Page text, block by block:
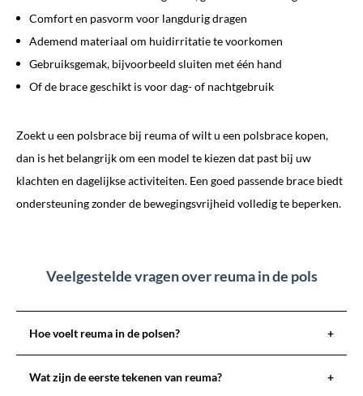
Comfort en pasvorm voor langdurig dragen
Ademend materiaal om huidirritatie te voorkomen
Gebruiksgemak, bijvoorbeeld sluiten met één hand
Of de brace geschikt is voor dag- of nachtgebruik
Zoekt u een polsbrace bij reuma of wilt u een polsbrace kopen,
dan is het belangrijk om een model te kiezen dat past bij uw
klachten en dagelijkse activiteiten. Een goed passende brace biedt
ondersteuning zonder de bewegingsvrijheid volledig te beperken.
Veelgestelde vragen over reuma in de pols
Hoe voelt reuma in de polsen? +
Wat zijn de eerste tekenen van reuma? +